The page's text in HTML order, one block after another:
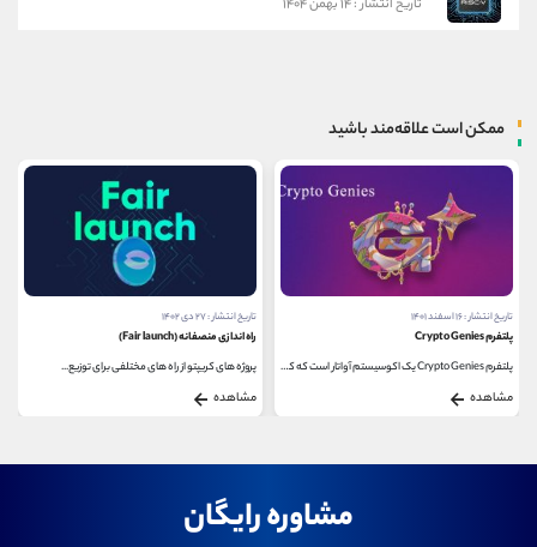
تاریخ انتشار : ۱۴ بهمن ۱۴۰۴
ممکن است علاقه‌مند باشید
تاریخ انتشار : ۱۶ اسفند ۱۴۰۱
پلتفرم Crypto Genies
پلتفرم Crypto Genies یک اکوسیستم آواتار است که کاربران...
مشاهده
تاریخ انتشار : ۲۷ دی ۱۴۰۲
راه اندازی منصفانه (Fair launch)
پروژه های کریپتو از راه های مختلفی برای توزیع...
مشاهده
مشاوره رایگان